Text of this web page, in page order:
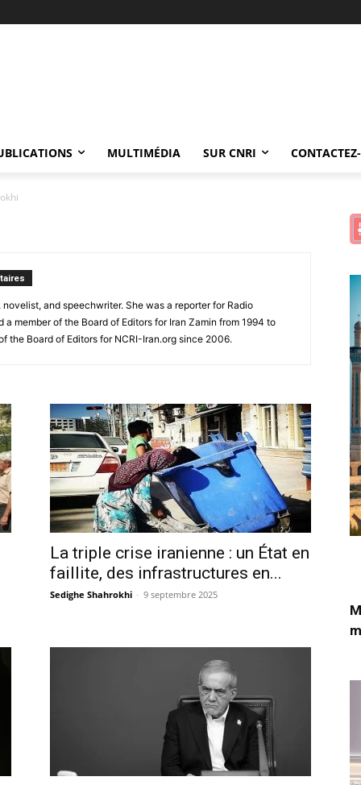
MULTIMÉDIA SUR CNRI
and speechwriter. She was a reporter for Radio
a member of the Board of Editors for Iran Zamin from 1994 to
the Board of Editors for NCRI-Iran.org since 2006.
La triple crise iranienne : un État en
faillite, des infrastructures en...
Sedighe Shahrokhi - 9 septembre 2025